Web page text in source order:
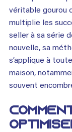
véritable gourou
multiplie les
seller à sa série
nouvelle, sa
s’applique à
maison,
souvent